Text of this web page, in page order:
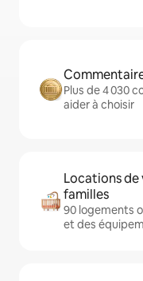
Plus de 4 030
aider à choisir
Locations de
familles
90 logements
et des